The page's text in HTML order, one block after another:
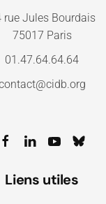
rue Jules Bourdais
75017 Paris
01.47.64.64.64
Liens utiles